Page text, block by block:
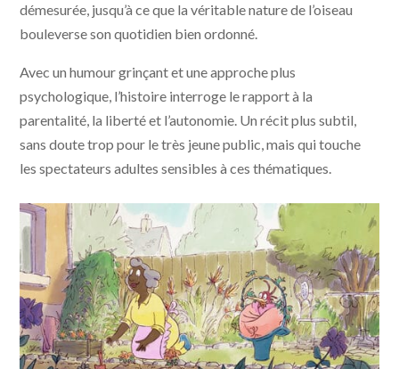
démesurée, jusqu’à ce que la véritable nature de l’oiseau
bouleverse son quotidien bien ordonné.
Avec un humour grinçant et une approche plus
psychologique, l’histoire interroge le rapport à la
parentalité, la liberté et l’autonomie. Un récit plus subtil,
sans doute trop pour le très jeune public, mais qui touche
les spectateurs adultes sensibles à ces thématiques.